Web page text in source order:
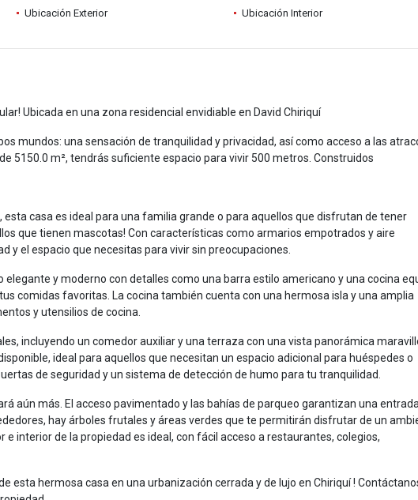
Ubicación Exterior Ubicación Interior
Ubicada en una zona residencial envidiable en David Chiriquí
mundos: una sensación de tranquilidad y privacidad, así como acceso a las
5150.0 m², tendrás suficiente espacio para vivir 500 metros. Construidos
esta casa es ideal para una familia grande o para aquellos que disfrutan de tener
que tienen mascotas! Con características como armarios empotrados y aire
y el espacio que necesitas para vivir sin preocupaciones.
elegante y moderno con detalles como una barra estilo americano y una cocina
comidas favoritas. La cocina también cuenta con una hermosa isla y una amplia
y utensilios de cocina.
incluyendo un comedor auxiliar y una terraza con una vista panorámica
ideal para aquellos que necesitan un espacio adicional para huéspedes o
de seguridad y un sistema de detección de humo para tu tranquilidad.
aún más. El acceso pavimentado y las bahías de parqueo garantizan una entrada
hay árboles frutales y áreas verdes que te permitirán disfrutar de un
e interior de la propiedad es ideal, con fácil acceso a restaurantes, colegios,
esta hermosa casa en una urbanización cerrada y de lujo en Chiriquí !